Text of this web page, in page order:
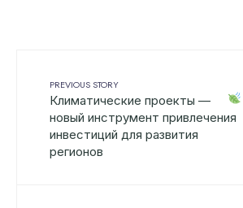
PREVIOUS STORY
Климатические проекты —
новый инструмент привлечения
инвестиций для развития
регионов